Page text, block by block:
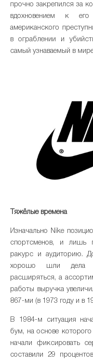
прочно закрепился за
вдохновением к
американского
в ограблении и
самый узнаваемый в
Тяжёлые времена
Изначально Nike
спортсменов, и лишь
ракурс и аудиторию.
хорошо шли
расширяться, а
работы выручка
867-ми (в 1973 году и в
В 1984-м ситуация
бум, на основе
начали фиксировать
составили 29